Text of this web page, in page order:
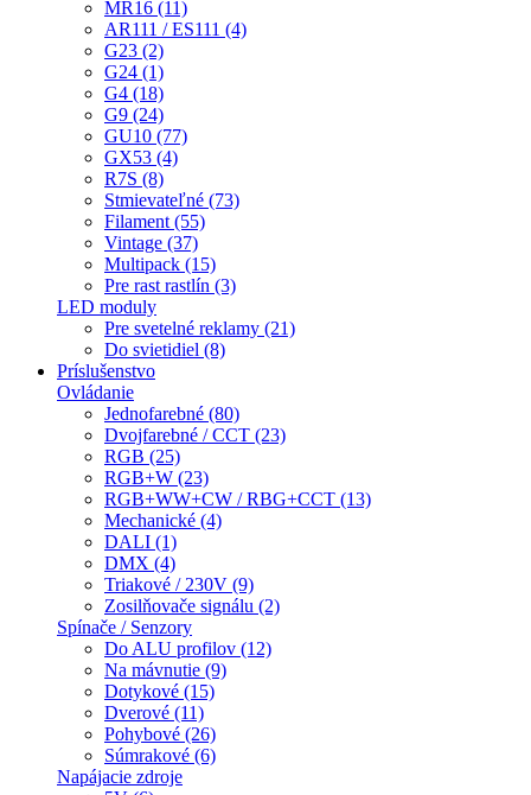
MR16 (11)
AR111 / ES111 (4)
G23 (2)
G24 (1)
G4 (18)
G9 (24)
GU10 (77)
GX53 (4)
R7S (8)
Stmievateľné (73)
Filament (55)
Vintage (37)
Multipack (15)
Pre rast rastlín (3)
LED moduly
Pre svetelné reklamy (21)
Do svietidiel (8)
Príslušenstvo
Ovládanie
Jednofarebné (80)
Dvojfarebné / CCT (23)
RGB (25)
RGB+W (23)
RGB+WW+CW / RBG+CCT (13)
Mechanické (4)
DALI (1)
DMX (4)
Triakové / 230V (9)
Zosilňovače signálu (2)
Spínače / Senzory
Do ALU profilov (12)
Na mávnutie (9)
Dotykové (15)
Dverové (11)
Pohybové (26)
Súmrakové (6)
Napájacie zdroje